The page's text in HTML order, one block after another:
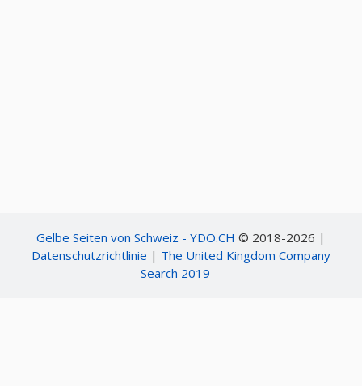
Gelbe Seiten von Schweiz - YDO.CH © 2018-2026 |
Datenschutzrichtlinie | The United Kingdom Company
Search 2019